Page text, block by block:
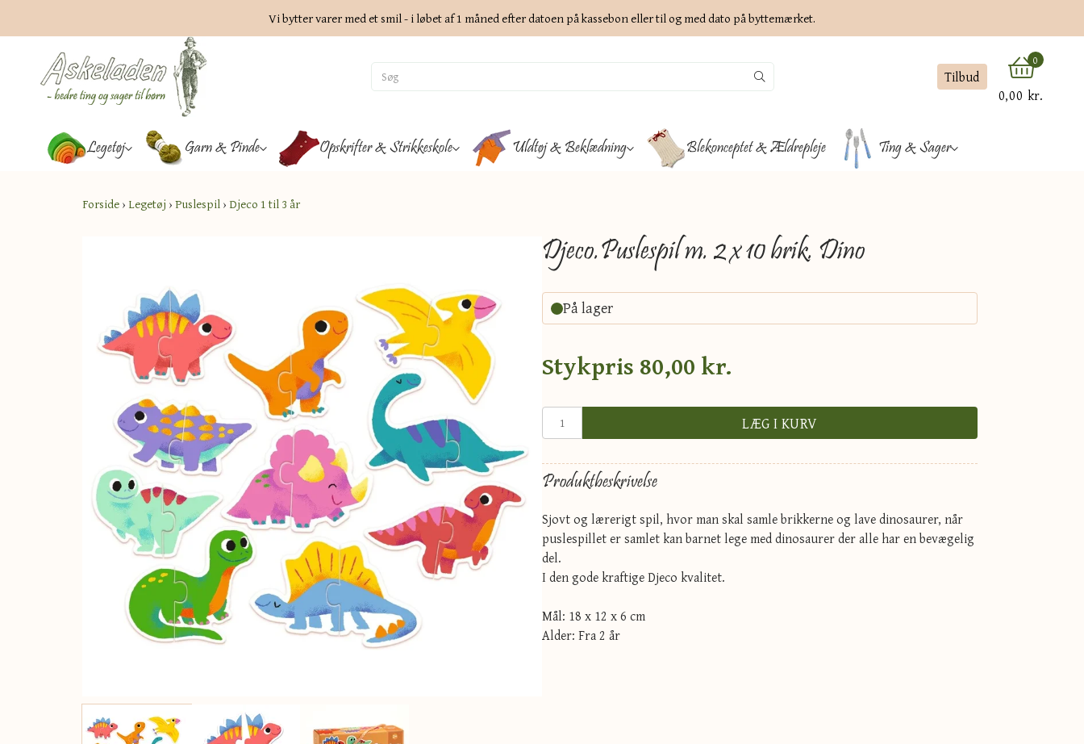
Vi bytter varer med et smil - i løbet af 1 måned efter datoen på kassebon eller til og med dato på byttemærket.
Tilbud
0
0,00 kr.
Legetøj Garn & Pinde Opskrifter & Strikkeskole Uldtøj & Beklædning Blekonceptet & Ældrepleje Ting & Sager
Forside› Legetøj ›Puslespil›Djeco 1 til 3 år
Djeco.Puslespil m. 2 x 10 brik. Dino
På lager
Stykpris 80,00 kr.
LÆG I KURV
Produktbeskrivelse
Sjovt og lærerigt spil, hvor man skal samle brikkerne og lave dinosaurer, når
puslespillet er samlet kan barnet lege med dinosaurer der alle har en bevægelig
del.
I den gode kraftige Djeco kvalitet.
Mål: 18 x 12 x 6 cm
Alder: Fra 2 år